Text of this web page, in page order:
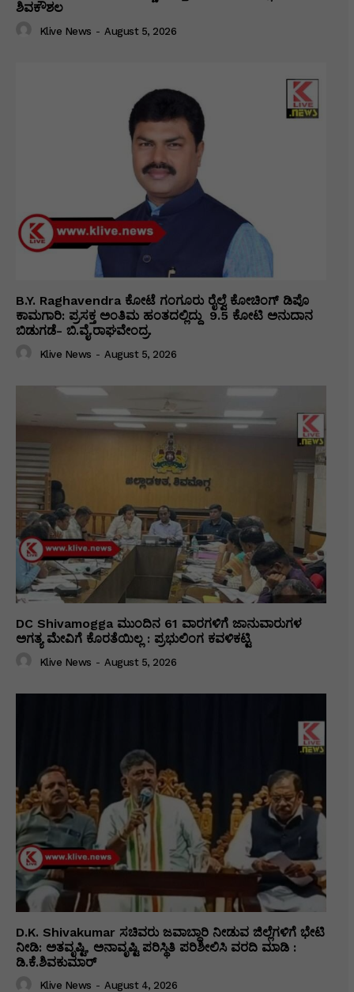
ಶಿವಕೌಶಲ
Klive News - August 5, 2026
B.Y. Raghavendra ಕೋಟೆ ಗಂಗೂರು ರೈಲ್ವೆ ಕೋಚಿಂಗ್ ಡಿಪೊ
ಕಾಮಗಾರಿ: ಪ್ರಸಕ್ತ ಅಂತಿಮ ಹಂತದಲ್ಲಿದ್ದು ₹ 9.5 ಕೋಟಿ ಅನುದಾನ
ಬಿಡುಗಡೆ- ಬಿ.ವೈ.ರಾಘವೇಂದ್ರ.
Klive News - August 5, 2026
DC Shivamogga ಮುಂದಿನ 61 ವಾರಗಳಿಗೆ ಜಾನುವಾರುಗಳ
ಅಗತ್ಯ ಮೇವಿಗೆ ಕೊರತೆಯಿಲ್ಲ : ಪ್ರಭುಲಿಂಗ ಕವಳಿಕಟ್ಟಿ
Klive News - August 5, 2026
D.K. Shivakumar ಸಚಿವರು ಜವಾಬ್ದಾರಿ ನೀಡುವ ಜಿಲ್ಲೆಗಳಿಗೆ ಭೇಟಿ
ನೀಡಿ: ಅತವೃಷ್ಟಿ, ಅನಾವೃಷ್ಟಿ ಪರಿಸ್ಥಿತಿ ಪರಿಶೀಲಿಸಿ ವರದಿ ಮಾಡಿ :
ಡಿ.ಕೆ.ಶಿವಕುಮಾರ್
Klive News - August 4, 2026